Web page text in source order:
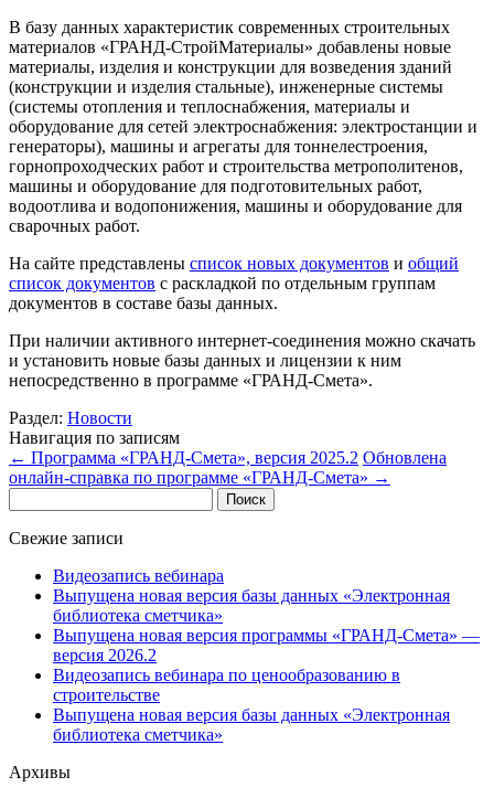
В базу данных характеристик современных строительных
материалов «ГРАНД-СтройМатериалы» добавлены новые
материалы, изделия и конструкции для возведения зданий
(конструкции и изделия стальные), инженерные системы
(системы отопления и теплоснабжения, материалы и
оборудование для сетей электроснабжения: электростанции и
генераторы), машины и агрегаты для тоннелестроения,
горнопроходческих работ и строительства метрополитенов,
машины и оборудование для подготовительных работ,
водоотлива и водопонижения, машины и оборудование для
сварочных работ.
На сайте представлены список новых документов и общий
список документов с раскладкой по отдельным группам
документов в составе базы данных.
При наличии активного интернет-соединения можно скачать
и установить новые базы данных и лицензии к ним
непосредственно в программе «ГРАНД-Смета».
Раздел: Новости
Навигация по записям
← Программа «ГРАНД-Смета», версия 2025.2 Обновлена
онлайн-справка по программе «ГРАНД-Смета» →
Свежие записи
Видеозапись вебинара
Выпущена новая версия базы данных «Электронная
библиотека сметчика»
Выпущена новая версия программы «ГРАНД-Смета» —
версия 2026.2
Видеозапись вебинара по ценообразованию в
строительстве
Выпущена новая версия базы данных «Электронная
библиотека сметчика»
Архивы